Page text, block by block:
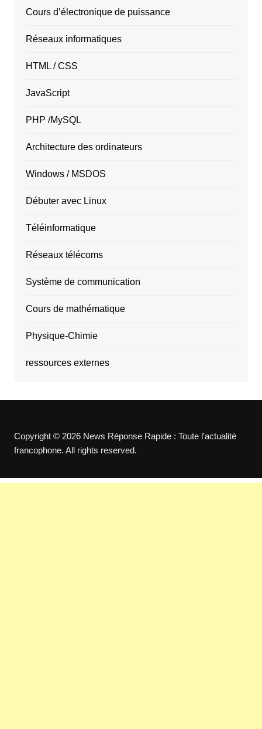
Cours d’électronique de puissance
Réseaux informatiques
HTML / CSS
JavaScript
PHP /MySQL
Architecture des ordinateurs
Windows / MSDOS
Débuter avec Linux
Téléinformatique
Réseaux télécoms
Système de communication
Cours de mathématique
Physique-Chimie
ressources externes
Copyright © 2026 News Réponse Rapide : Toute l'actualité
francophone. All rights reserved.